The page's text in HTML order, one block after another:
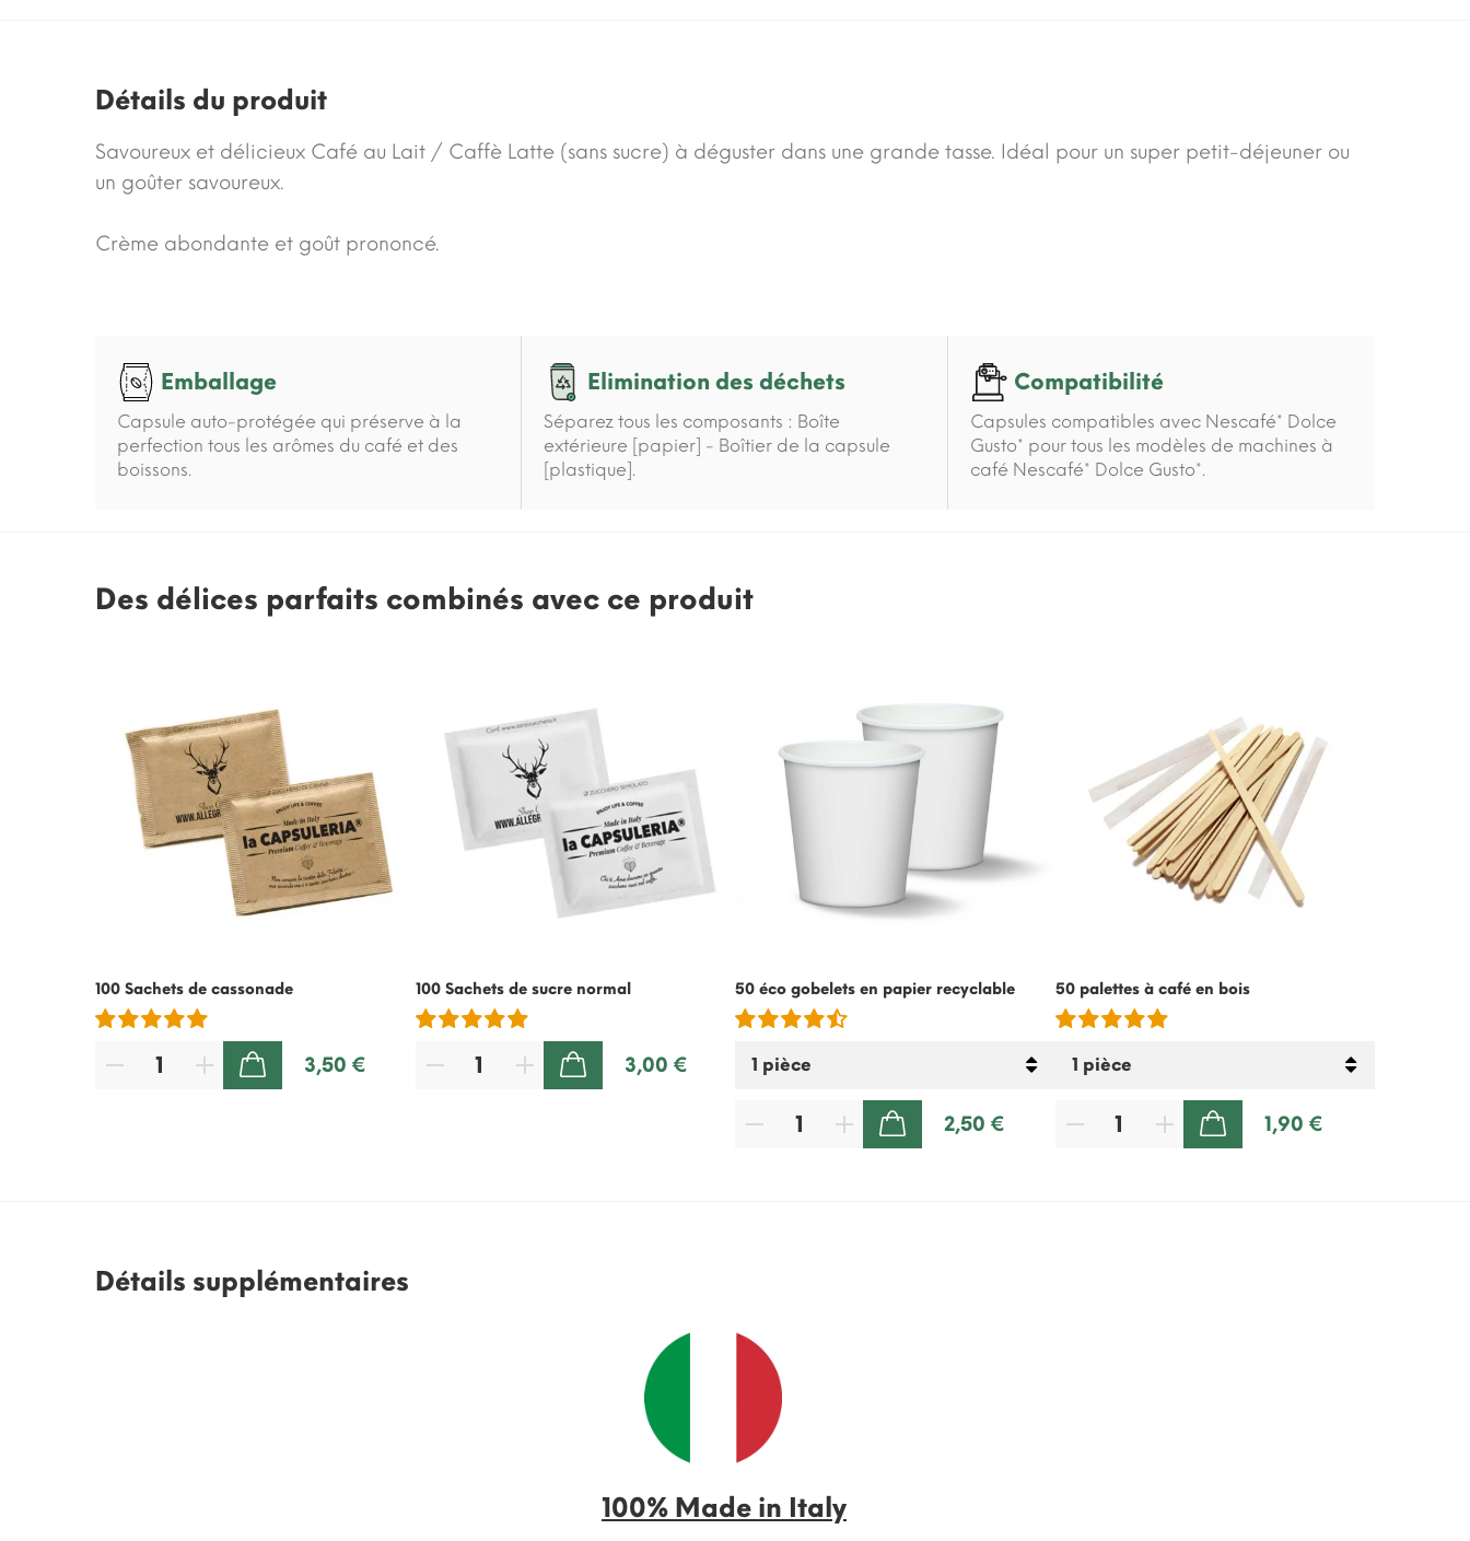
Détails du produit
Savoureux et délicieux Café au Lait / Caffè Latte (sans sucre) à déguster dans une grande tasse. Idéal pour un super petit-déjeuner ou
un goûter savoureux.
Crème abondante et goût prononcé.
Emballage
Capsule auto-protégée qui préserve à la
perfection tous les arômes du café et des
boissons.
Elimination des déchets
Séparez tous les composants : Boîte
extérieure [papier] - Boîtier de la capsule
[plastique].
Compatibilité
Capsules compatibles avec Nescafé* Dolce
Gusto* pour tous les modèles de machines à
café Nescafé* Dolce Gusto*.
Des délices parfaits combinés avec ce produit
100 Sachets de cassonade
3,50 €
100 Sachets de sucre normal
3,00 €
50 éco gobelets en papier recyclable
2,50 €
50 palettes à café en bois
1,90 €
Détails supplémentaires
100% Made in Italy